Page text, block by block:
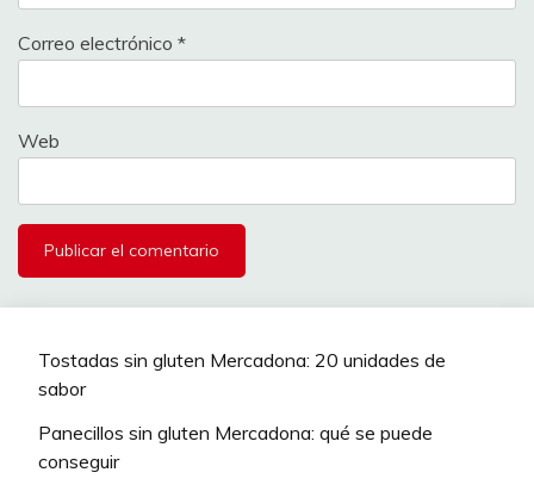
Correo electrónico *
Web
Tostadas sin gluten Mercadona: 20 unidades de
sabor
Panecillos sin gluten Mercadona: qué se puede
conseguir